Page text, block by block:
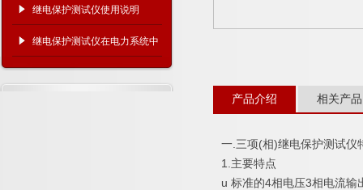
项有哪些？
继电保护测试仪使用说明
继电保护测试仪在电力系统中
的关键作用！
产品介绍 相关产品
一.三项(相)继电保护测试仪
1.主要特点
u 标准的4相电压3相电流